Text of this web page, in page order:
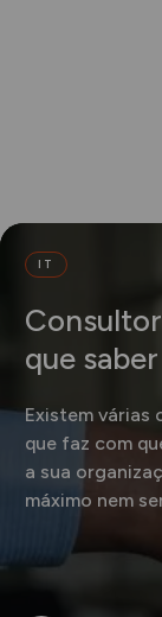
IT
que
Existem várias
que faz com
a sua
máximo nem